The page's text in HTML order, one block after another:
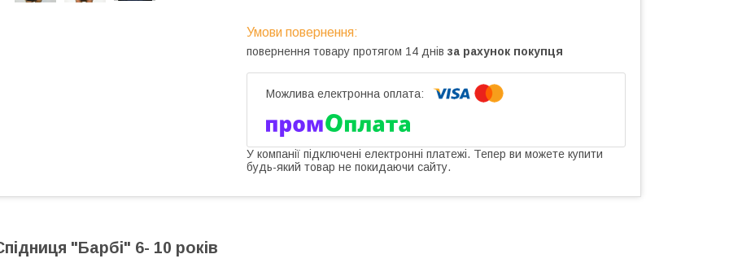
повернення товару протягом 14 днів за рахунок покупця
У компанії підключені електронні платежі. Тепер ви можете купити
будь-який товар не покидаючи сайту.
"Барбі" 6- 10 років